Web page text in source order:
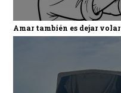
Amar también es dejar volar